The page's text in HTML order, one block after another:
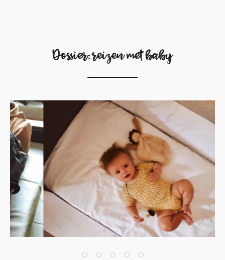
Dossier: reizen met baby